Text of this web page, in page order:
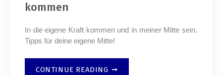
kommen
In die eigene Kraft kommen und in meiner Mitte sein.
Tipps für deine eigene Mitte!
CONTINUE READING